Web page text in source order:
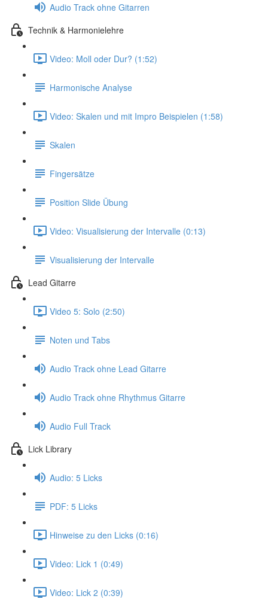
Audio Track ohne Gitarren
Technik & Harmonielehre
Video: Moll oder Dur? (1:52)
Harmonische Analyse
Video: Skalen und mit Impro Beispielen (1:58)
Skalen
Fingersätze
Position Slide Übung
Video: Visualisierung der Intervalle (0:13)
Visualisierung der Intervalle
Lead Gitarre
Video 5: Solo (2:50)
Noten und Tabs
Audio Track ohne Lead Gitarre
Audio Track ohne Rhythmus Gitarre
Audio Full Track
Lick Library
Audio: 5 Licks
PDF: 5 Licks
Hinweise zu den Licks (0:16)
Video: Lick 1 (0:49)
Video: Lick 2 (0:39)